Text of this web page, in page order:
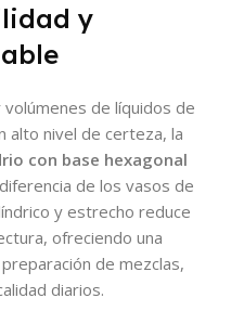
y
de líquidos de
alto nivel de certeza, la
con base hexagonal
de los vasos de
y estrecho reduce
ofreciendo una
de mezclas,
diarios.